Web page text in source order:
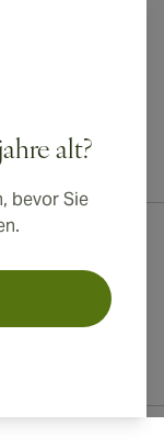
alt?
bevor Sie
Königreich und